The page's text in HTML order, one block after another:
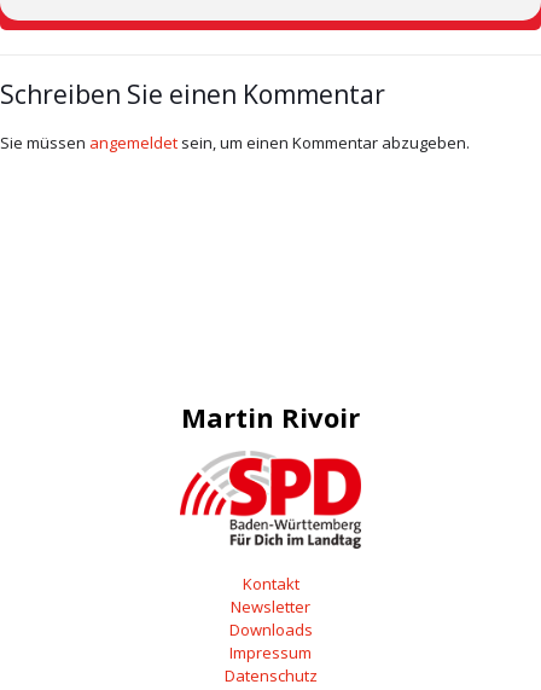
Schreiben Sie einen Kommentar
Sie müssen angemeldet sein, um einen Kommentar abzugeben.
Martin Rivoir
Kontakt
Newsletter
Downloads
Impressum
Datenschutz